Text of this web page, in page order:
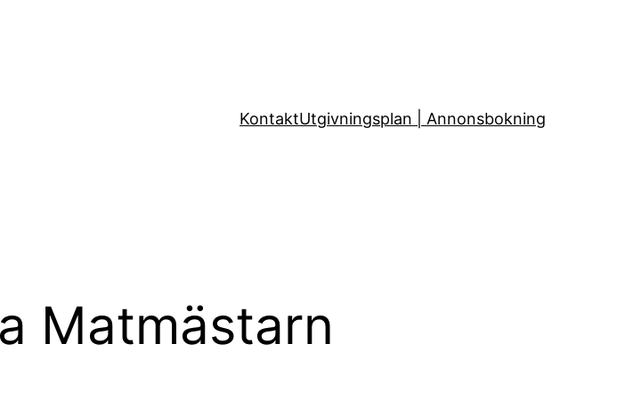
KontaktUtgivningsplan | Annonsbokning
Matmästarn